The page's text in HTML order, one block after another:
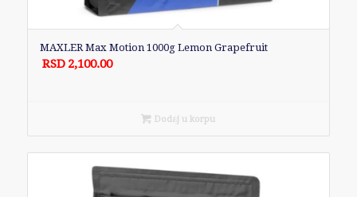
MAXLER Max Motion 1000g Lemon Grapefruit
RSD 2,100.00
Dodaj u korpu